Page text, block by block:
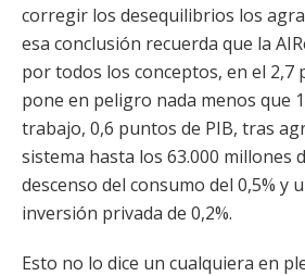
corregir los desequilibrios los
esa conclusión recuerda que la
por todos los conceptos, en el 2,7
pone en peligro nada menos que
trabajo, 0,6 puntos de PIB, tras
sistema hasta los 63.000 millones
descenso del consumo del 0,5% y
inversión privada de 0,2%.
Esto no lo dice un cualquiera en